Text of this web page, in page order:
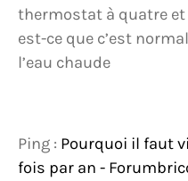
thermostat à quatre
est-ce que c’est
l’eau chaude
Ping : Pourquoi il faut
fois par an -